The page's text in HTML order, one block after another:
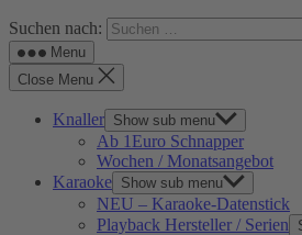
Suchen nach:
Menu
Close Menu
Knaller Show sub menu
Ab 1Euro Schnapper
Wochen / Monatsangebot
Karaoke Show sub menu
NEU – Karaoke-Datenstick
Playback Hersteller / Serien